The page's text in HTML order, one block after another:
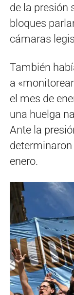
de la presión
bloques
cámaras
También
a
el mes de
una huelga
Ante la
enero.